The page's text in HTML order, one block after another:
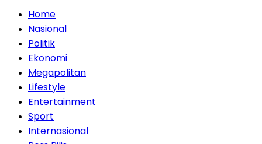
Home
Nasional
Politik
Ekonomi
Megapolitan
Lifestyle
Entertainment
Sport
Internasional